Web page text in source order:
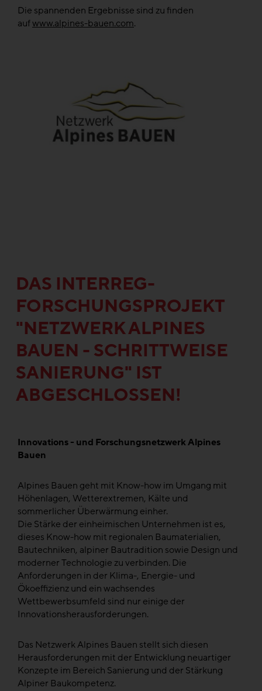
Die spannenden Ergebnisse sind zu finden
aufwww.alpines-bauen.com.
DAS INTERREG-
FORSCHUNGSPROJEKT
"NETZWERK ALPINES
BAUEN - SCHRITTWEISE
SANIERUNG" IST
ABGESCHLOSSEN!
Innovations - und Forschungsnetzwerk Alpines
Bauen
Alpines Bauen geht mit Know-how im Umgang mit
Höhenlagen, Wetterextremen, Kälte und
sommerlicher Überwärmung einher.
Die Stärke der einheimischen Unternehmen ist es,
dieses Know-how mit regionalen Baumaterialien,
Bautechniken, alpiner Bautradition sowie Design und
moderner Technologie zu verbinden. Die
Anforderungen in der Klima-, Energie- und
Ökoeffizienz und ein wachsendes
Wettbewerbsumfeld sind nur einige der
Innovationsherausforderungen.
Das Netzwerk Alpines Bauen stellt sich diesen
Herausforderungen mit der Entwicklung neuartiger
Konzepte im Bereich Sanierung und der Stärkung
Alpiner Baukompetenz.